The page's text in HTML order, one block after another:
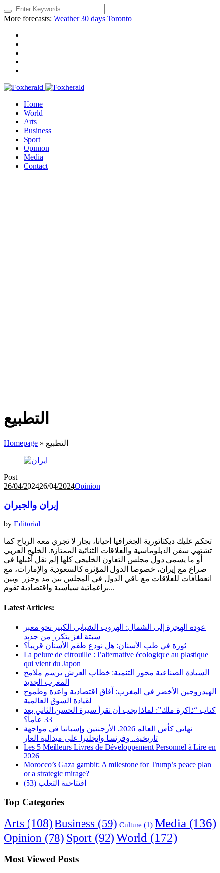
More forecasts: Weather 30 days Toronto
Home
World
Arts
Business
Sport
Opinion
Media
Contact
التطبيع
Homepage » التطبيع
Post
26/04/202426/04/2024Opinion
إيران والجيران
by Editorial
تحكم عليك ديكتاتورية الجغرافيا أحيانا، بجار لا تجري معه الرياح كما
تشتهي سفن الدبلوماسية والعلاقات الثنائية الممتازة. الخليج العربي
أو ما يسمى دول مجلس التعاون الخليجي كلها إلم نقل أغبلها في
صراع مع إيران، خصوصا الدول المؤثرة كالسعودية والإمارات، مع
انعطافات للعلاقات مع باقي الدول في المجلس بين مد وجزر وبين
براغماتية سياسية واقتصادية تقوم...
Latest Articles:
عودة الهجرة إلى الشمال: الهروب الشبابي الكبير نحو معبر
سبتة لغز يتكرر من جديد
ثورة في طب الأسنان: هل نودع طقم الأسنان قريباً؟
La pelure de citrouille : l’alternative écologique au plastique
qui vient du Japon
السيادة الصناعية محور التنمية: خطاب العرش يرسم ملامح
المغرب الجديد
الهيدروجين الأخضر في المغرب: آفاق اقتصادية واعدة وطموح
لقيادة السوق العالمية
كتاب “ذاكرة ملك”: لماذا يجب أن تقرأ سيرة الحسن الثاني بعد
33 عاماً؟
نهائي كأس العالم 2026: الأرجنتين وإسبانيا في مواجهة
تاريخية.. وفرنسا وإنجلترا على ميدالية العار
Les 5 Meilleurs Livres de Développement Personnel à Lire en
2026
Morocco’s Gaza gambit: A milestone for Trump’s peace plan
or a strategic mirage?
افتتاحية الثعلب (53)
Top Categories
Arts (108) Business (59) Culture (1) Media (136)
Opinion (78) Sport (92)World (172)
Most Viewed Posts